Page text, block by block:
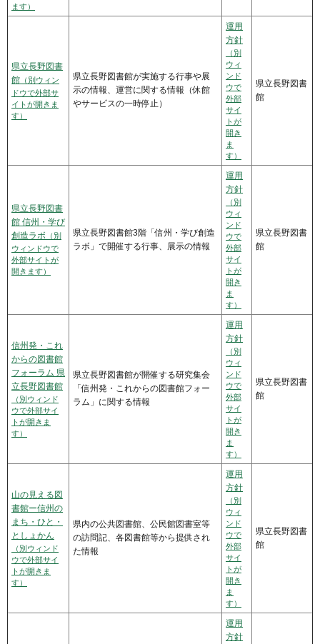
ます）
県立長野図書
館 （別ウィン
ドウで外部サ
イトが開きま
す）
県立長野図書館が実施する行事や展
示の情報、運営に関する情報（休館
やサービスの一時停止）
運用
方針
（別
ウィ
ンド
ウで
外部
サイ
トが
開き
ま
す）
県立長野図書
館
県立長野図書
館 信州・学び
創造ラボ （別
ウィンドウで
外部サイトが
開きます）
県立長野図書館3階「信州・学び創造
ラボ」で開催する行事、展示の情報
運用
方針
（別
ウィ
ンド
ウで
外部
サイ
トが
開き
ま
す）
県立長野図書
館
信州発・これ
からの図書館
フォーラム 県
立長野図書館
（別ウィンド
ウで外部サイ
トが開きま
す）
県立長野図書館が開催する研究集会
「信州発・これからの図書館フォー
ラム」に関する情報
運用
方針
（別
ウィ
ンド
ウで
外部
サイ
トが
開き
ま
す）
県立長野図書
館
山の見える図
書館ー信州の
まち・ひと・
としょかん
（別ウィンド
ウで外部サイ
トが開きま
す）
県内の公共図書館、公民館図書室等
の訪問記、各図書館等から提供され
た情報
運用
方針
（別
ウィ
ンド
ウで
外部
サイ
トが
開き
ま
す）
県立長野図書
館
運用
方針